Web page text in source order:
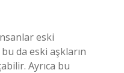
eski
da eski aşkların
Ayrıca bu